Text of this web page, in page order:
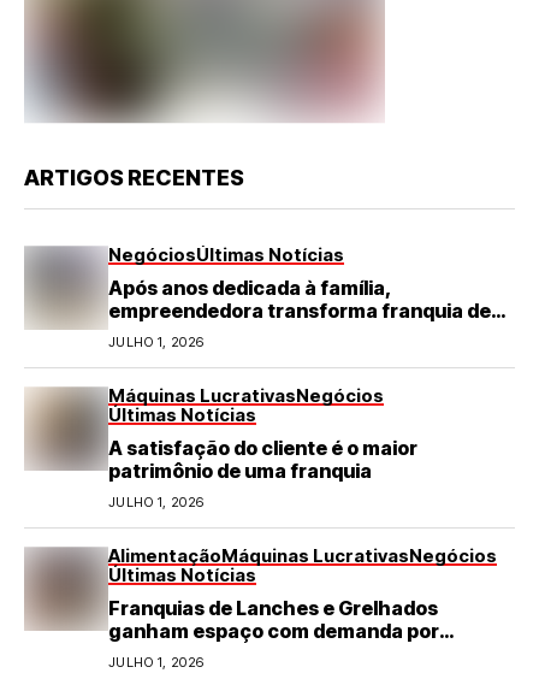
ARTIGOS RECENTES
NegóciosÚltimas Notícias
Após anos dedicada à família,
empreendedora transforma franquia de
turismo em negócio de destaque no RN
JULHO 1, 2026
Máquinas LucrativasNegócios
Últimas Notícias
A satisfação do cliente é o maior
patrimônio de uma franquia
JULHO 1, 2026
AlimentaçãoMáquinas LucrativasNegócios
Últimas Notícias
Franquias de Lanches e Grelhados
ganham espaço com demanda por
refeições rápidas e de qualidade
JULHO 1, 2026